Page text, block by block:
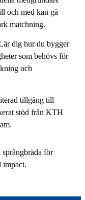
och med kan gå
matchning.
dig hur du bygger
som behövs för
och
tillgång till
stöd från KTH
språngbräda för
impact.